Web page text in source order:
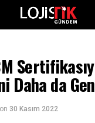
Daha da
on 30 Kasım 2022